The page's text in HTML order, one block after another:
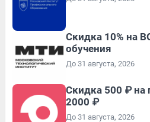
Скидка 10% на
обучения
До 31 августа, 2026
Скидка 500 ₽ на
2000 ₽
До 31 августа, 2026